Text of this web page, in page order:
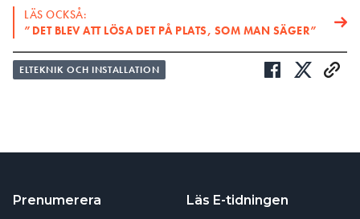
LÄS OCKSÅ:
”DET BLEV ATT LÖSA DET PÅ PLATS, SOM MAN SÄGER”
ELTEKNIK OCH INSTALLATION
Prenumerera Läs E-tidningen